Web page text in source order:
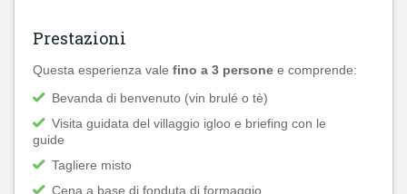
Prestazioni
Questa esperienza vale fino a 3 persone e comprende:
Bevanda di benvenuto (vin brulé o tè)
Visita guidata del villaggio igloo e briefing con le
guide
Tagliere misto
Cena a base di fonduta di formaggio